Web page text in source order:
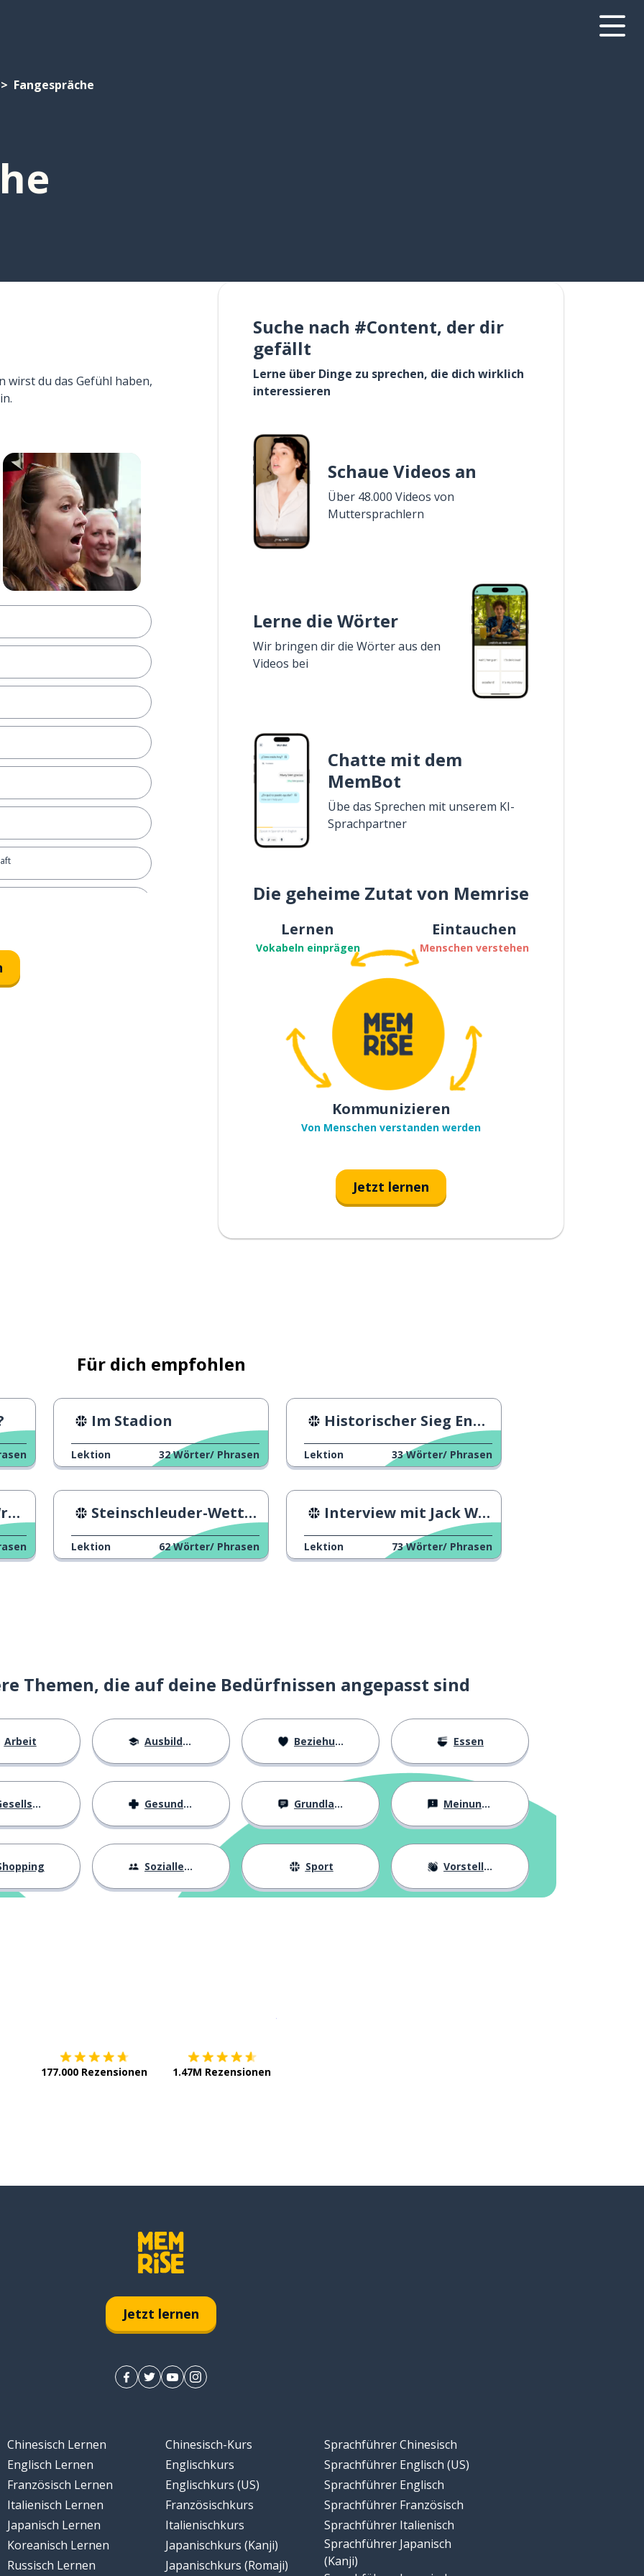
Fangespräche
wirst du das Gefühl haben,
ziehen; zeichnen
Suche nach #Content, der dir
gefällt
Lerne über Dinge zu sprechen, die dich wirklich
interessieren
Schaue Videos an
Über 48.000 Videos von
Muttersprachlern
Lerne die Wörter
Wir bringen dir die Wörter aus den
Videos bei
Chatte mit dem
MemBot
Übe das Sprechen mit unserem KI-
Sprachpartner
Die geheime Zutat von Memrise
Lernen
Vokabeln einprägen
Eintauchen
Menschen verstehen
Kommunizieren
Von Menschen verstanden werden
Jetzt lernen
Für dich empfohlen
Im Stadion
Lektion 32 Wörter/ Phrasen
Historischer Sieg Englands im Basketball
Lektion 33 Wörter/ Phrasen
Steinschleuder-Wettbewerb
Lektion 62 Wörter/ Phrasen
Interview mit Jack Willis
Lektion 73 Wörter/ Phrasen
Themen, die auf deine Bedürfnissen angepasst sind
Arbeit Ausbildung Beziehungen Essen
Gesundheit Grundlagen Meinungen
Sozialleben Sport Vorstellung
177.000 Rezensionen 1.47M Rezensionen
Jetzt lernen
Chinesisch Lernen
Englisch Lernen
Französisch Lernen
Italienisch Lernen
Japanisch Lernen
Koreanisch Lernen
Russisch Lernen
Chinesisch-Kurs
Englischkurs
Englischkurs (US)
Französischkurs
Italienischkurs
Japanischkurs (Kanji)
Japanischkurs (Romaji)
Sprachführer Chinesisch
Sprachführer Englisch (US)
Sprachführer Englisch
Sprachführer Französisch
Sprachführer Italienisch
Sprachführer Japanisch
(Kanji)